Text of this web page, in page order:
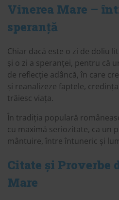
Vinerea Mare –
speranță
Chiar dacă este o zi de doliu
și o zi a speranței, pentru că
de reflecție adâncă, în care
și reanalizeze faptele,
trăiesc viața.
În tradiția populară
cu maximă seriozitate, ca un
mântuire, între întuneric și
Citate și Proverbe
Mare